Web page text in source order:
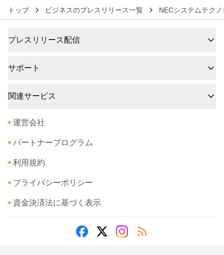
トップ ビジネスのプレスリリース一覧 NECシステムテク
プレスリリース配信
サポート
関連サービス
• 運営会社
• パートナープログラム
• 利用規約
• プライバシーポリシー
• 資金決済法に基づく表示